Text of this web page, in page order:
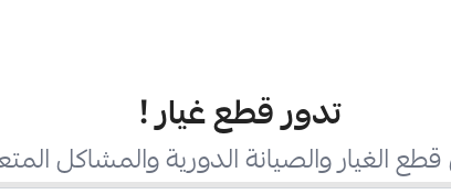
تدور قطع غيار!
الغيار والصيانة الدورية والمشاكل